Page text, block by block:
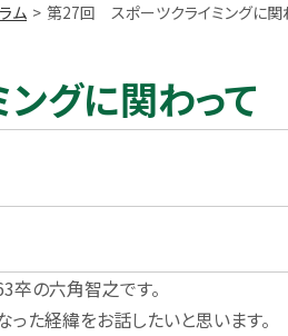
ム 第27回 スポーツクライミングに
グに関わっ
卒の六角智之です。
た経緯をお話したいと思います。